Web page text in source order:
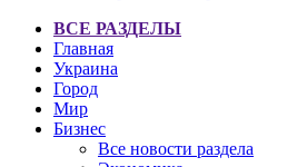
ВСЕ РАЗДЕЛЫ
Главная
Украина
Город
Мир
Бизнес
Все новости раздела